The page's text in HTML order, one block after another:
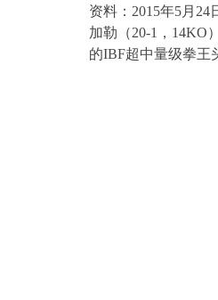
资料： 2015年5月 24
加勒（20-1 ， 14KO
的IBF超中量级拳王